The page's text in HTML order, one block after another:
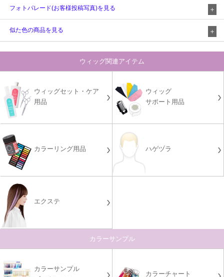
フォトパレード(お客様投稿写真)を見る
似た色の商品を見る
ウィッグ関連アイテム
ウィッグセット・ケア
用品
ウィッグ
サポート用品
カラーリング用品 ハゲヅラ
エクステ
カラーサンプル
カラーサンプル
カラーチャート